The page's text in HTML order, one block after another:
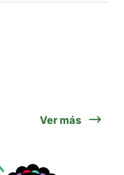
Ver más